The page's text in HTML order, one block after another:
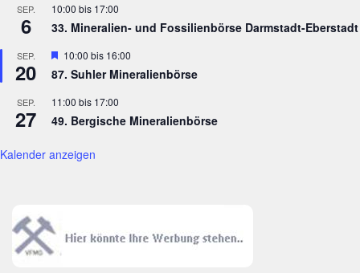
SEP.
6
10:00 bis 17:00
33. Mineralien- und Fossilienbörse Darmstadt-Eberstadt
SEP.
20
Hervorgehoben
10:00 bis 16:00
87. Suhler Mineralienbörse
SEP.
27
11:00 bis 17:00
49. Bergische Mineralienbörse
Kalender anzeigen